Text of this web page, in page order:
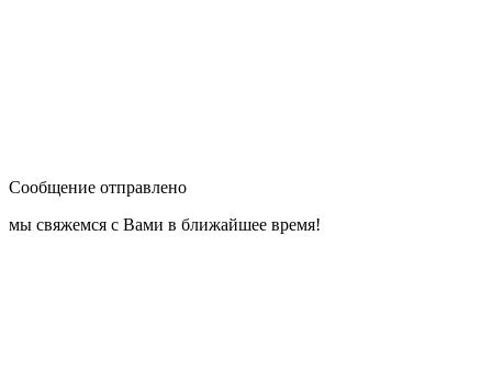
Сообщение отправлено
мы свяжемся с Вами в ближайшее время!